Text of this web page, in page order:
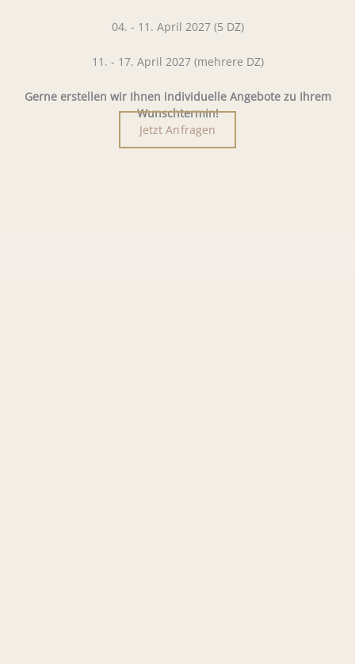
04. - 11. April 2027 (5 DZ)
11. - 17. April 2027 (mehrere DZ)
Gerne erstellen wir Ihnen individuelle Angebote zu Ihrem
Wunschtermin!
Jetzt Anfragen